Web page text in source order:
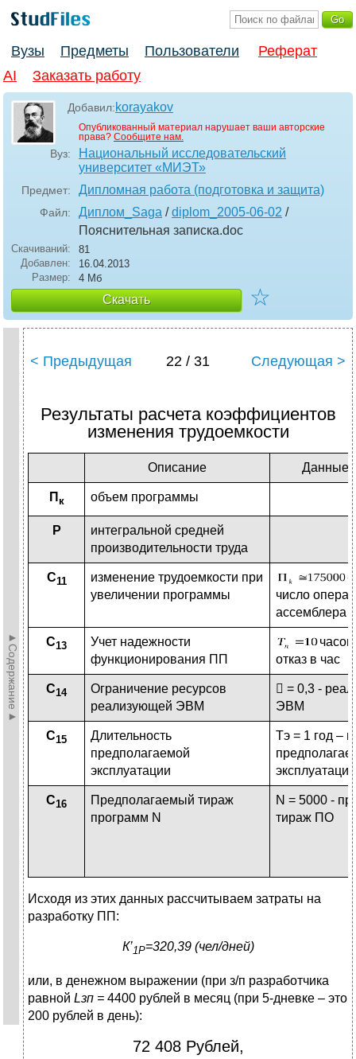
Вузы Предметы Пользователи
Реферат
AI
Заказать работу
Добавил:korayakov
Опубликованный материал нарушает ваши авторские
права? Сообщите нам.
Вуз:
Национальный исследовательский
университет «МИЭТ»
Предмет: Дипломная работа (подготовка и защита)
Файл: Диплом_Saga /diplom_2005-06-02 /
Пояснительная записка.doc
Скачиваний:
81
Добавлен:
16.04.2013
Размер:
4 Мб
Скачать ☆
►Содержание►
< Предыдущая 22 / 31 Следующая >
Результаты расчета коэффициентов
изменения трудоемкости
Описание Данные
П к объем программы
Р
интегральной средней
производительности труда
С11
изменение трудоемкости при
увеличении программы
-
число
ассемблера
С13
Учет надежности
функционирования ПП
отказ в час
С14
Ограничение ресурсов
реализующей ЭВМ
 = 0,3 -
ЭВМ
C15
Длительность
предполагаемой
эксплуатации
Тэ = 1 год –
C16
Предполагаемый тираж
программ N
N = 5000 -
тираж ПО
Исходя из этих данных рассчитываем затраты на
разработку ПП:
К’1P=320,39 (чел/дней)
или, в денежном выражении (при з/п разработчика
равной Lзп = 4400 рублей в месяц (при 5-дневке – это
200 рублей в день):
72 408 Рублей,